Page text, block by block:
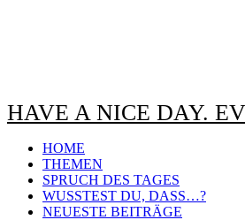
HAVE A NICE DAY.
HOME
THEMEN
SPRUCH DES TAGES
WUSSTEST DU, DASS…?
NEUESTE BEITRÄGE